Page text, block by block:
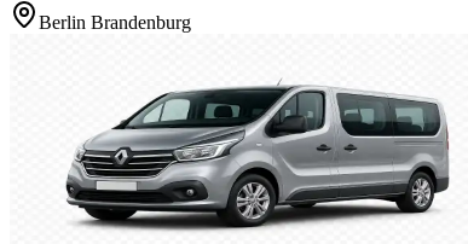
Berlin Brandenburg